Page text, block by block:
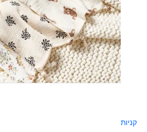
קניות